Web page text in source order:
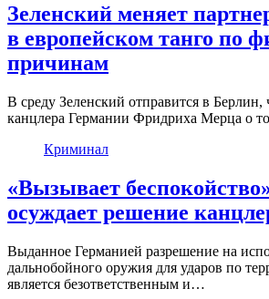
Зеленский меняет
в европейском танго по
причинам
В среду Зеленский отправится в Берлин,
канцлера Германии Фридриха Мерца о
Криминал
«Вызывает
осуждает решение
Выданное Германией разрешение на
дальнобойного оружия для ударов по
является безответственным и…